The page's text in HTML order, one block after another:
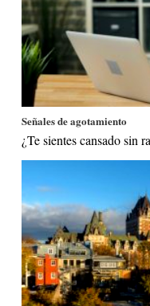
Señales de agotamiento
¿Te sientes cansado sin